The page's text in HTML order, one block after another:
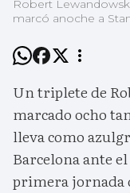
Robert
marcó anoche a
Un triplete de
marcado ocho
lleva como
Barcelona ante
primera jornada